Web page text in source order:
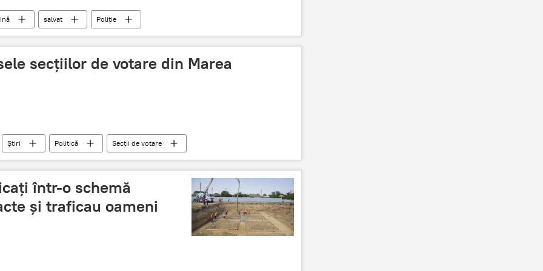
salvat Poliție
secțiilor de votare din Marea
Știri Politică
Secții de votare
votare în străinătate
într-o schemă
și traficau oameni